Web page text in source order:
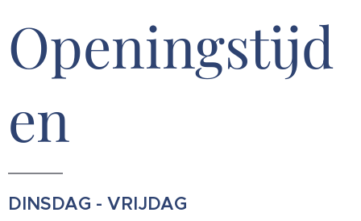
Openingstijd
en
DINSDAG - VRIJDAG